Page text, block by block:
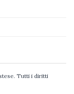
Tutti i diritti